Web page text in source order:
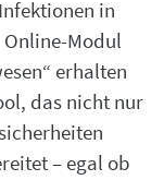
in
Modul
erhalten
das nicht nur
– egal ob